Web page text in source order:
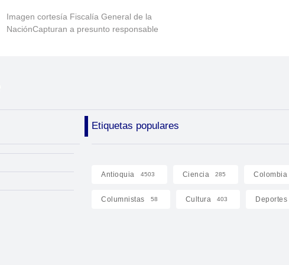
Imagen cortesía Fiscalía General de la
NaciónCapturan a presunto responsable
Etiquetas populares
Antioquia 4503 Ciencia 285 Colombia
Columnistas 58 Cultura 403 Deportes